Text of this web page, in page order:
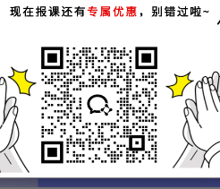
2025-06-16 11:20:10